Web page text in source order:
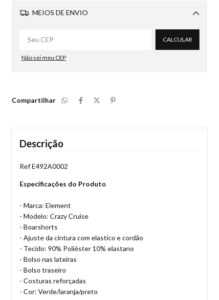
MEIOS DE ENVIO
Alterar CEP
CALCULAR
Não sei meu CEP
Compartilhar
Descrição
Ref E492A0002
Especificações do Produto
- Marca: Element
- Modelo: Crazy Cruise
- Boarshorts
- Ajuste da cintura com elastico e cordão
- Tecido: 90% Poliéster 10% elastano
- Bolso nas lateiras
- Bolso traseiro
- Costuras reforçadas
- Cor: Verde/laranja/preto